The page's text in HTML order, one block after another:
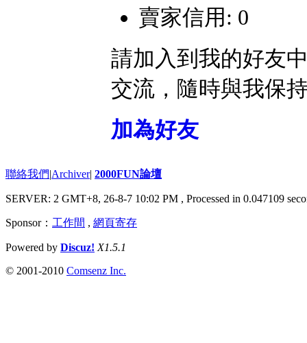
賣家信用: 0
請加入到我的好友
交流，隨時與我保
加為好友
聯絡我們|Archiver| 2000FUN論壇
SERVER: 2 GMT+8, 26-8-7 10:02 PM , Processed in 0.047109
Sponsor： 工作間 , 網頁寄存
Powered by Discuz! X1.5.1
© 2001-2010 Comsenz Inc.